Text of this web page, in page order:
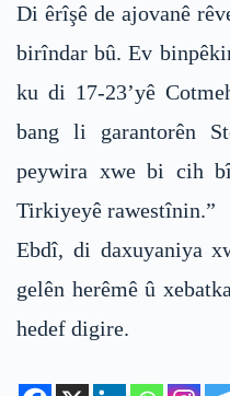
Di êrîşê de ajovanê
birîndar bû. Ev
ku di 17-23’yê
bang li garantorên
peywira xwe bi cih
Tirkiyeyê rawestînin.”
Ebdî, di daxuyaniya
gelên herêmê û
hedef digire.